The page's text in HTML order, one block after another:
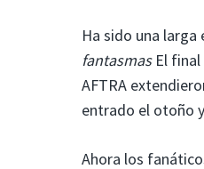
Ha sido una larga
fantasmasEl final
AFTRA
entrado el otoño
Ahora los